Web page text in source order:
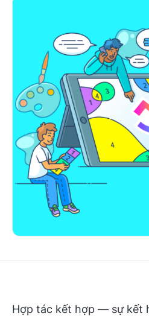
Hợp tác kết hợp — sự kết